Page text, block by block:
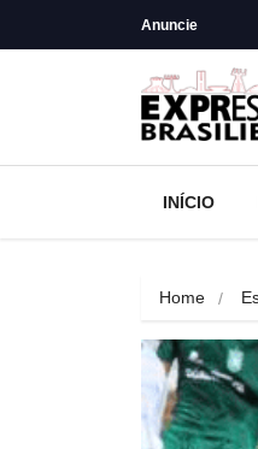
Anuncie
INÍCIO
Home